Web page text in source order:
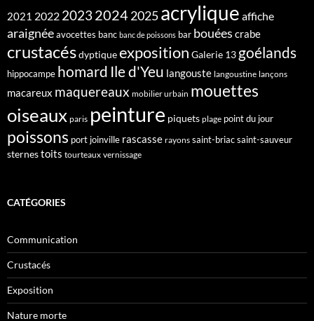
2021 2022 202320242025acrylique affiche
araignéeavocettes banc banc de poissons bar bouées crabe
crustacésdyptiqueexposition Galerie 13 goélands
hippocampe homard Ile d'Yeu langouste langoustine lançons
macareux maquereaux mobilier urbain mouettes
oiseaux paris peinture piquets plage point du jour
poissons port joinville rascasse rayons saint-briacsaint-sauveur
sternestoits tourteaux vernissage
CATÉGORIES
Communication
Crustacés
Exposition
Nature morte